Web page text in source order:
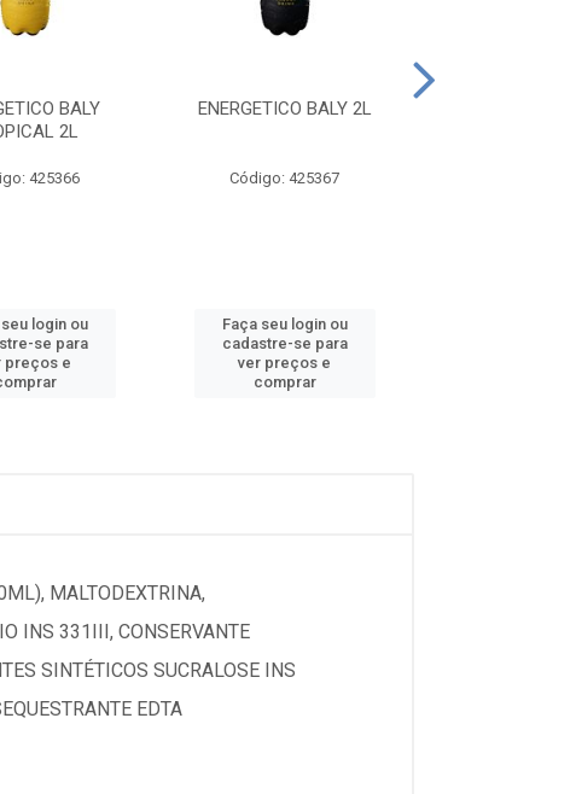
BALY
2L
425366
login ou
se para
preços e
ENERGETICO BALY 2L
Código: 425367
Faça seu login ou
cadastre-se para
ver preços e
comprar
MALTODEXTRINA,
INS 331III, CONSERVANTE
SINTÉTICOS SUCRALOSE INS
EDTA